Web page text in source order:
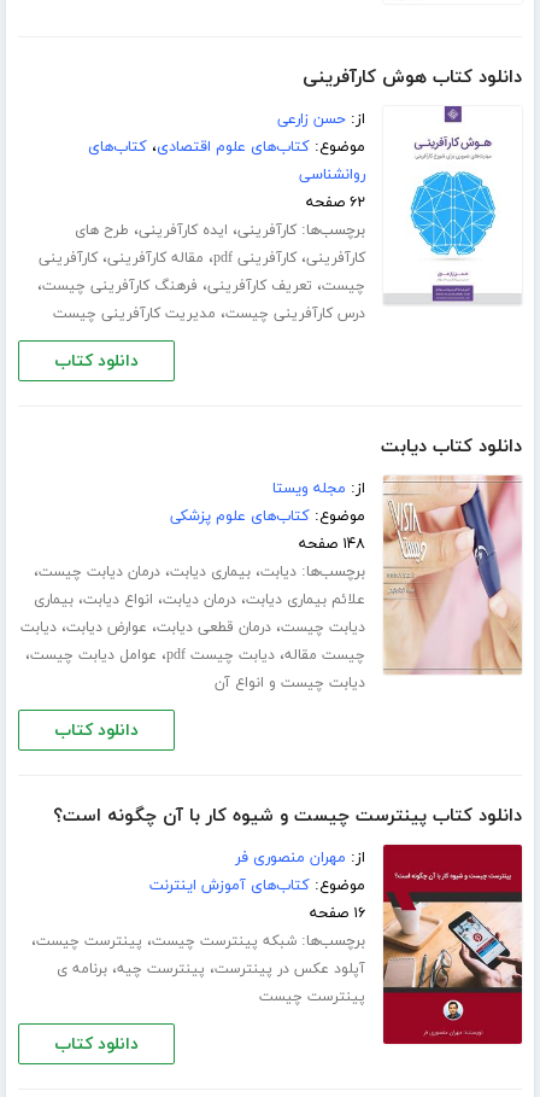
دانلود کتاب هوش کارآفرینی
از:حسن زارعی
موضوع:کتاب‌های علوم اقتصادی،کتاب‌های
روانشناسی
۶۲ صفحه
برچسب‌ها:کارآفرینی، ایده کارآفرینی، طرح های
کارآفرینی،کارآفرینی pdf ، مقاله کارآفرینی،کارآفرینی
چیست، تعریف کارآفرینی، فرهنگ کارآفرینی چیست،
درس کارآفرینی چیست، مدیریت کارآفرینی چیست
دانلود کتاب
دانلود کتاب دیابت
از: مجله ویستا
موضوع:کتاب‌های علوم پزشکی
۱۴۸ صفحه
برچسب‌ها:دیابت،بیماری دیابت،درمان دیابت چیست،
علائم بیماری دیابت،درمان دیابت، انواع دیابت،بیماری
دیابت چیست،درمان قطعی دیابت، عوارض دیابت،دیابت
چیست مقاله،دیابت چیست pdf ، عوامل دیابت چیست،
دیابت چیست و انواع آن
دانلود کتاب
دانلود کتاب پینترست چیست و شیوه کار با آن چگونه است؟
از: مهران منصوری فر
موضوع:کتاب‌های آموزش اینترنت
۱۶ صفحه
برچسب‌ها:شبکه پینترست چیست، پینترست چیست،
آپلود عکس در پینترست، پینترست چیه،برنامه ی
پینترست چیست
دانلود کتاب